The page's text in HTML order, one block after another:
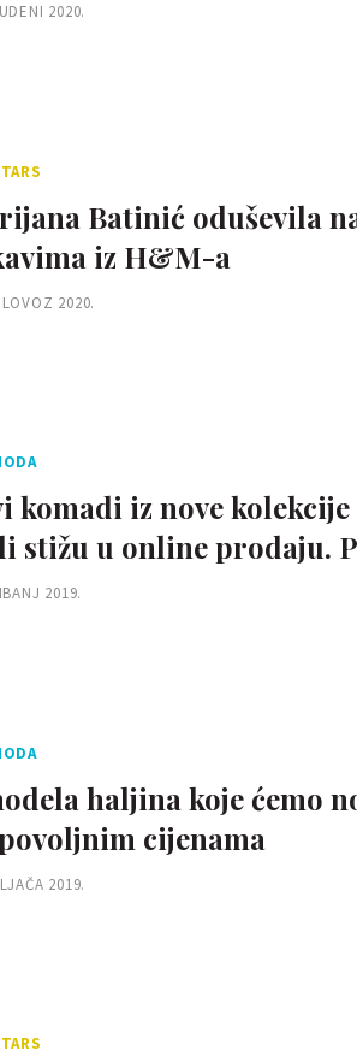
2020.
Batinić oduševila
iz H&M-a
2020.
komadi iz nove
stižu u online prodaju.
2019.
haljina koje ćemo
cijenama
2019.